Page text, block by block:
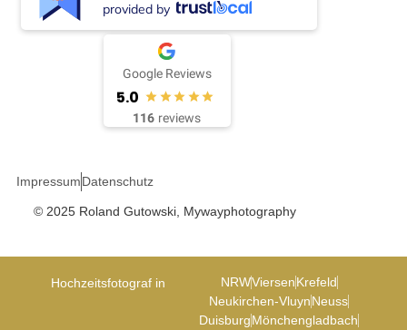
© 2025 Roland Gutowski, Mywayphotography
provided by
Google Reviews
5.0
116 reviews
ImpressumDatenschutz
Hochzeitsfotograf in NRWViersenKrefeld
Neukirchen-VluynNeuss
DuisburgMönchengladbach